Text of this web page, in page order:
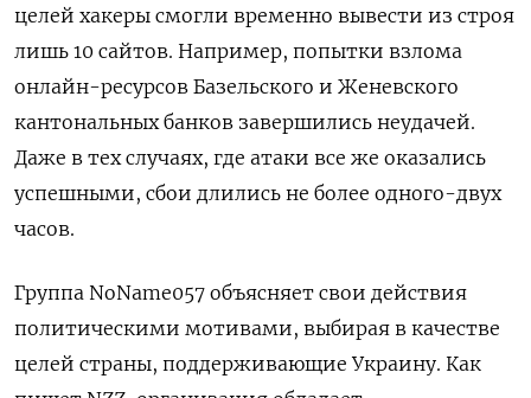
целей хакеры смогли временно вывести из строя
лишь 10 сайтов. Например, попытки взлома
онлайн-ресурсов Базельского и Женевского
кантональных банков завершились неудачей.
Даже в тех случаях, где атаки все же оказались
успешными, сбои длились не более одного-двух
часов.
Группа NoName057 объясняет свои действия
политическими мотивами, выбирая в качестве
целей страны, поддерживающие Украину. Как